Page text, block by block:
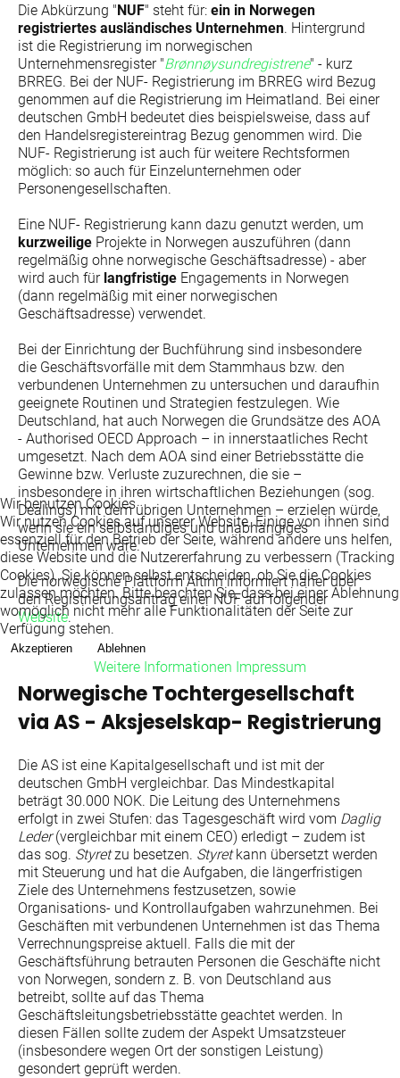
Die Abkürzung "NUF" steht für: ein in Norwegen
registriertes ausländisches Unternehmen. Hintergrund
ist die Registrierung im norwegischen
Unternehmensregister "Brønnøysundregistrene" - kurz
BRREG. Bei der NUF- Registrierung im BRREG wird Bezug
genommen auf die Registrierung im Heimatland. Bei einer
deutschen GmbH bedeutet dies beispielsweise, dass auf
den Handelsregistereintrag Bezug genommen wird. Die
NUF- Registrierung ist auch für weitere Rechtsformen
möglich: so auch für Einzelunternehmen oder
Personengesellschaften.
Eine NUF- Registrierung kann dazu genutzt werden, um
kurzweilige Projekte in Norwegen auszuführen (dann
regelmäßig ohne norwegische Geschäftsadresse) - aber
wird auch für langfristige Engagements in Norwegen
(dann regelmäßig mit einer norwegischen
Geschäftsadresse) verwendet.
Bei der Einrichtung der Buchführung sind insbesondere
die Geschäftsvorfälle mit dem Stammhaus bzw. den
verbundenen Unternehmen zu untersuchen und daraufhin
geeignete Routinen und Strategien festzulegen. Wie
Deutschland, hat auch Norwegen die Grundsätze des AOA
- Authorised OECD Approach – in innerstaatliches Recht
umgesetzt. Nach dem AOA sind einer Betriebsstätte die
Gewinne bzw. Verluste zuzurechnen, die sie –
insbesondere in ihren wirtschaftlichen Beziehungen (sog.
Dealings) mit dem übrigen Unternehmen – erzielen würde,
wenn sie ein selbständiges und unabhängiges
Unternehmen wäre.
Die norwegische Plattform Altinn informiert näher über
den Registrierungsantrag einer NUF auf folgender
Website.
Norwegische Tochtergesellschaft
via AS - Aksjeselskap- Registrierung
Die AS ist eine Kapitalgesellschaft und ist mit der
deutschen GmbH vergleichbar. Das Mindestkapital
beträgt 30.000 NOK. Die Leitung des Unternehmens
erfolgt in zwei Stufen: das Tagesgeschäft wird vom Daglig
Leder(vergleichbar mit einem CEO) erledigt – zudem ist
das sog. Styretzu besetzen. Styretkann übersetzt werden
mit Steuerung und hat die Aufgaben, die längerfristigen
Ziele des Unternehmens festzusetzen, sowie
Organisations- und Kontrollaufgaben wahrzunehmen. Bei
Geschäften mit verbundenen Unternehmen ist das Thema
Verrechnungspreise aktuell. Falls die mit der
Geschäftsführung betrauten Personen die Geschäfte nicht
von Norwegen, sondern z. B. von Deutschland aus
betreibt, sollte auf das Thema
Geschäftsleitungsbetriebsstätte geachtet werden. In
diesen Fällen sollte zudem der Aspekt Umsatzsteuer
(insbesondere wegen Ort der sonstigen Leistung)
gesondert geprüft werden.
Wir benutzen Cookies
Wir nutzen Cookies auf unserer Website. Einige von ihnen sind
essenziell für den Betrieb der Seite, während andere uns helfen,
diese Website und die Nutzererfahrung zu verbessern (Tracking
Cookies). Sie können selbst entscheiden, ob Sie die Cookies
zulassen möchten. Bitte beachten Sie, dass bei einer Ablehnung
womöglich nicht mehr alle Funktionalitäten der Seite zur
Verfügung stehen.
Akzeptieren Ablehnen
Weitere Informationen Impressum